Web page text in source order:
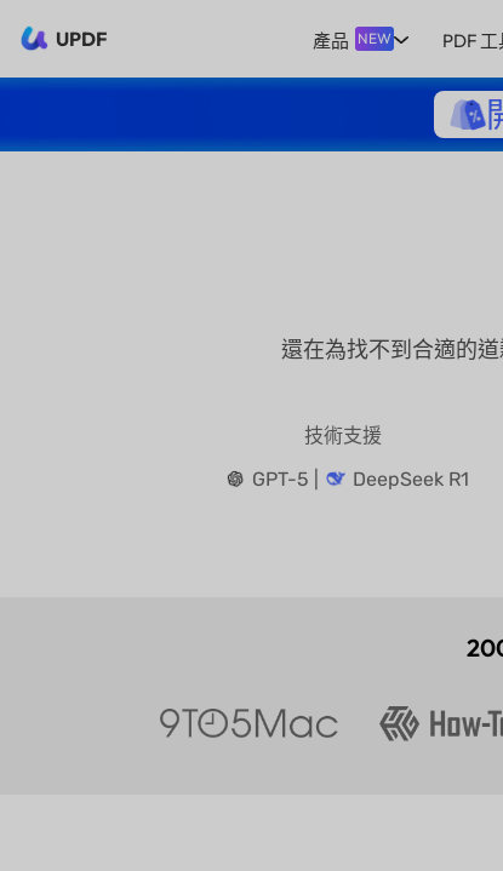
UPDF 產品 NEW PDF
還在為找不到合適的
技術支援
GPT-5 |
DeepSeek R1